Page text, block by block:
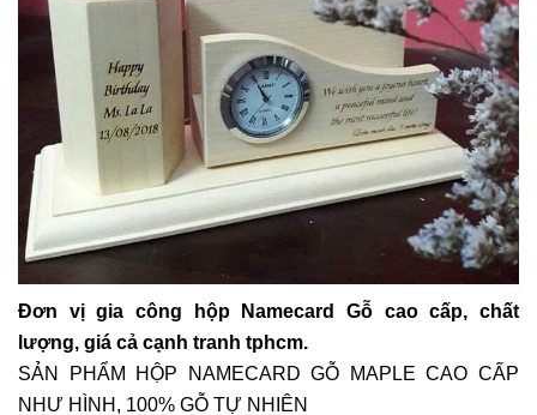
Đơn vị gia công hộp Namecard Gỗ cao cấp, chất
lượng, giá cả cạnh tranh tphcm.
SẢN PHẨM HỘP NAMECARD GỖ MAPLE CAO CẤP
NHƯ HÌNH, 100% GỖ TỰ NHIÊN